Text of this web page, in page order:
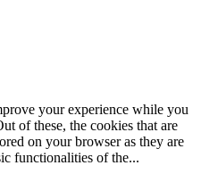
your experience while you
of these, the cookies that are
on your browser as they are
functionalities of the...